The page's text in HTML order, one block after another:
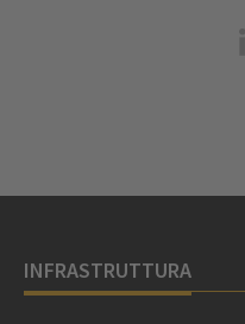
INFRASTRUTTURA